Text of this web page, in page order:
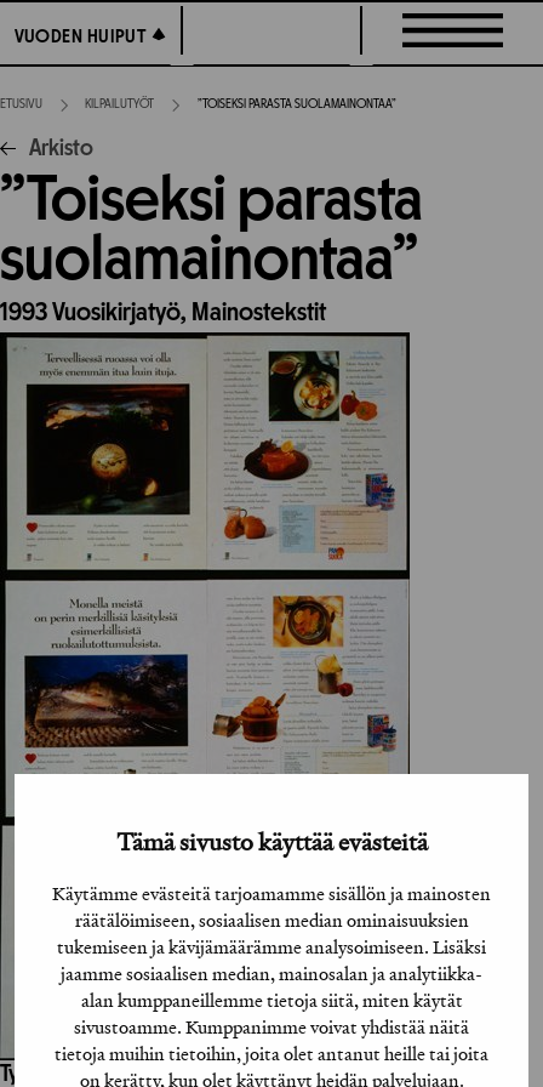
Tämä sivusto käyttää evästeitä
Käytämme evästeitä tarjoamamme sisällön ja mainosten
räätälöimiseen, sosiaalisen median ominaisuuksien
tukemiseen ja kävijämäärämme analysoimiseen. Lisäksi
jaamme sosiaalisen median, mainosalan ja analytiikka-
alan kumppaneillemme tietoja siitä, miten käytät
sivustoamme. Kumppanimme voivat yhdistää näitä
tietoja muihin tietoihin, joita olet antanut heille tai joita
on kerätty, kun olet käyttänyt heidän palvelujaan.
suoraan
sisältöön
VUODEN HUIPUT
VUODEN HUIPUT
ETUSIVU KILPAILUTYÖT ”TOISEKSI PARASTA SUOLAMAINONTAA”
Arkisto
”Toiseksi parasta
suolamainontaa”
1993Vuosikirjatyö, Mainostekstit
Työhön osallistuneet henkilöt / tahot: